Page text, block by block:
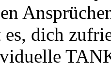
dich